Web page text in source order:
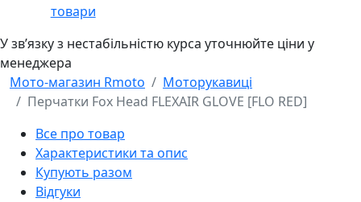
товари
У звʼязку з нестабільністю курса уточнюйте ціни у
менеджера
Мото-магазин Rmoto
Моторукавиці
Перчатки Fox Head FLEXAIR GLOVE [FLO RED]
Все про товар
Характеристики та опис
Купують разом
Відгуки